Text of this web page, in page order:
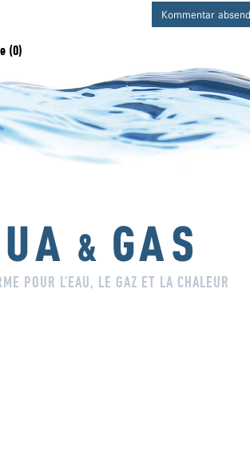
Kommentar
(0)
POUR L’EAU, LE GAZ ET LA CHALEUR